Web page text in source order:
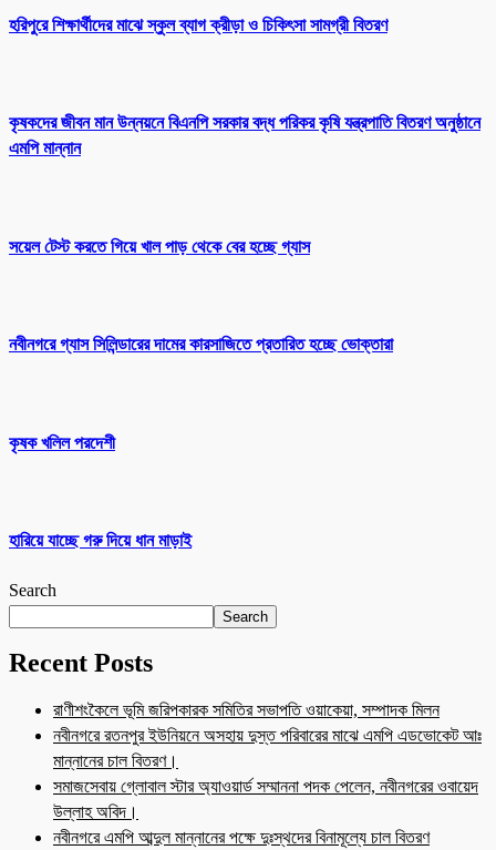
হরিপুরে শিক্ষার্থীদের মাঝে স্কুল ব্যাগ ক্রীড়া ও চিকিৎসা সামগ্রী বিতরণ
কৃষকদের জীবন মান উন্নয়নে বিএনপি সরকার বদ্ধ পরিকর কৃষি যন্ত্রপাতি বিতরণ অনুষ্ঠানে
এমপি মান্নান
সয়েল টেস্ট করতে গিয়ে খাল পাড় থেকে বের হচ্ছে গ্যাস
নবীনগরে গ্যাস সিলিন্ডারের দামের কারসাজিতে প্রতারিত হচ্ছে ভোক্তারা
কৃষক খলিল পরদেশী
হারিয়ে যাচ্ছে গরু দিয়ে ধান মাড়াই
Search
Search
Recent Posts
রাণীশংকৈলে ভূমি জরিপকারক সমিতির সভাপতি ওয়াকেয়া, সম্পাদক মিলন
নবীনগরে রতনপুর ইউনিয়নে অসহায় দুস্ত পরিবারের মাঝে এমপি এডভোকেট আঃ
মান্নানের চাল বিতরণ।
সমাজসেবায় গ্লোবাল স্টার অ্যাওয়ার্ড সম্মাননা পদক পেলেন, নবীনগরের ওবায়েদ
উল্লাহ অবিদ।
নবীনগরে এমপি আব্দুল মান্নানের পক্ষে দুঃস্থদের বিনামূল্যে চাল বিতরণ